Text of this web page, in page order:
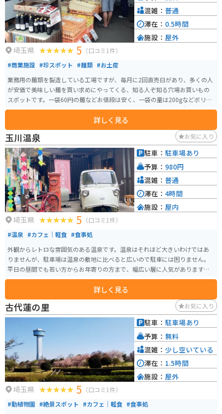
埼玉県 5 （口コミ1件）
#商業施設 #珍スポット #麺類 #お土産
業務用の麺類を製造している工場ですが、毎月に2回直売日があり、多くの人
が安価で美味しい麺を買い求めにやってくる、知る人ぞ知る穴場お買いもの
スポットです。一袋60円の麺などお値段は安く、一袋の量は200gなどボリュ
ームは大きく、またうどん・ラーメン・蕎麦・パスタなど色々な種類の麺
と、スープや汁を売っています。詳しく見る
混雑： 普通
滞在： 0.5時間
施設： 屋外
玉川温泉 お気に入り
埼玉県 5 （口コミ1件）
#温泉 #カフェ｜軽食 #食事処
外観からレトロな雰囲気のある温泉です。温泉はそれほど大きいわけではあ
りませんが、駐車場は温泉の敷地に比べると広いので駐車には困りません。
平日の昼間でも若い方からお年寄りの方まで、幅広い層に人気があります。
食事は、がっつり系の定食がメインです。メロンソーダが玉川温泉のレトロ
詳しく見る
駐車： 駐車場あり
予算： 980円
混雑： 普通
滞在： 4時間
施設： 屋内
古代蓮の里 お気に入り
埼玉県 5 （口コミ1件）
#動植物園 #絶景スポット #カフェ｜軽食 #食事処
駐車： 駐車場あり
予算： 無料
混雑： 少し空いている
滞在： 1.5時間
施設： 屋外